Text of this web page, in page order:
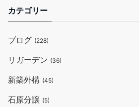
カテゴリー
ブログ (228)
リガーデン (36)
新築外構 (45)
石原分譲 (5)